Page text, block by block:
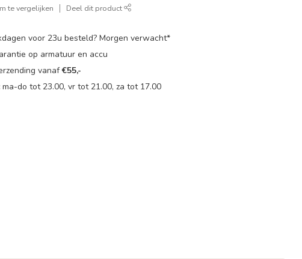
te vergelijken Deel dit product
voor 23u besteld? Morgen verwacht*
op armatuur en accu
vanaf€55,-
ma-do tot 23.00, vr tot 21.00, za tot 17.00